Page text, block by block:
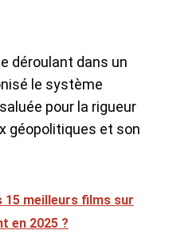
déroulant dans un
le système
pour la rigueur
géopolitiques et son
15 meilleurs films sur
en 2025 ?